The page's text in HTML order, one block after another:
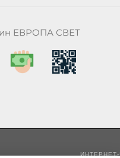
ЕВРОПА СВЕТ